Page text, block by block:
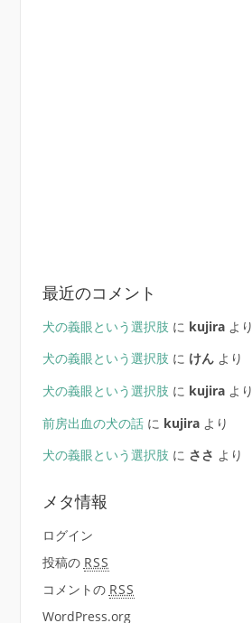
最近のコメント
犬の義眼という選択肢 に kujiraより
犬の義眼という選択肢 に けんより
犬の義眼という選択肢 に kujiraより
前房出血の犬の話に kujiraより
犬の義眼という選択肢 に ささ より
メタ情報
ログイン
投稿の RSS
コメントの RSS
WordPress.org